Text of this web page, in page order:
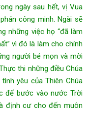
ngày sau hết, vị Vua
công minh. Ngài sẽ
những việc họ “đã làm
vì đó là làm cho chính
người bé mọn và mời
thi những điều Chúa
yêu của Thiên Chúa
để bước vào nước Trời
định cư cho đến muôn